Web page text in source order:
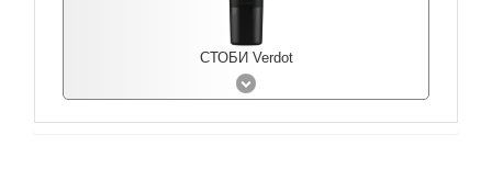
СТОБИ Verdot